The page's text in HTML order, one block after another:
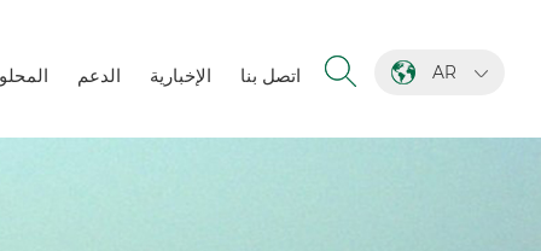
AR الدعم الإخبارية اتصل بنا